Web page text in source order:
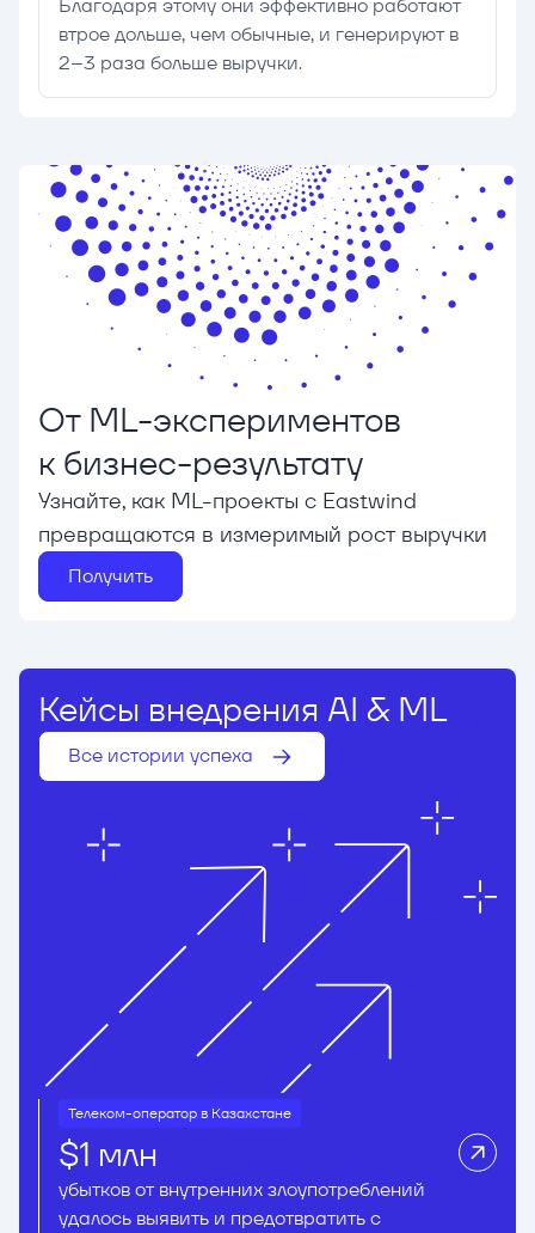
Благодаря этому они эффективно работают
втрое дольше, чем обычные, и генерируют в
2–3 раза больше выручки.
От ML-экспериментов
к бизнес-результату
Узнайте, как ML-проекты с Eastwind
превращаются в измеримый рост выручки
Получить
Кейсы внедрения AI & ML
Все истории успеха
Телеком-оператор в Казахстане
$1 млн
убытков от внутренних злоупотреблений
удалось выявить и предотвратить с